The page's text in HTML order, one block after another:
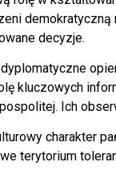
demokratyczną
decyzje.
kluczowych
Ich
charakter
terytorium